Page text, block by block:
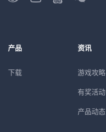
产品
下载
资讯
游戏攻略
有奖活动
产品动态